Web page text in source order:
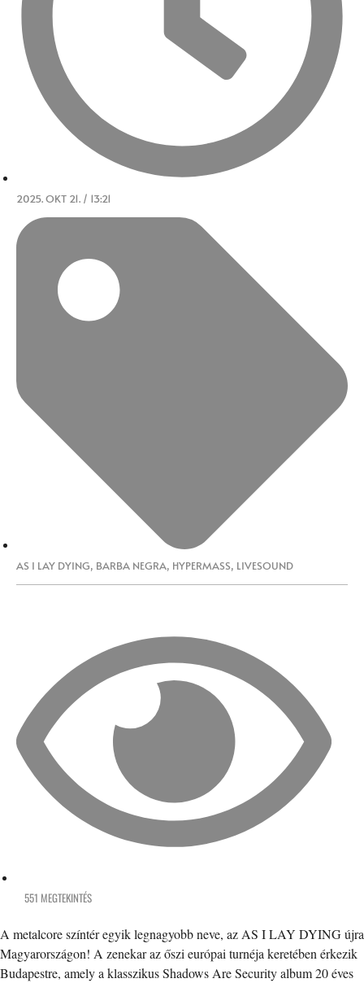
2025. OKT 21. / 13:21
AS I LAY DYING, BARBA NEGRA, HYPERMASS, LIVESOUND
551 MEGTEKINTÉS
A metalcore színtér egyik legnagyobb neve, az AS I LAY DYING újra
Magyarországon! A zenekar az őszi európai turnéja keretében érkezik
Budapestre, amely a klasszikus Shadows Are Security album 20 éves